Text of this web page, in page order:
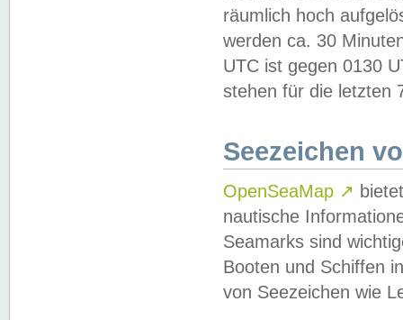
räumlich hoch
werden ca. 30
UTC ist gegen 0130
stehen für die letzten
Seezeichen
OpenSeaMap ↗
nautische
Seamarks sind
Booten und Schiffen
von Seezeichen wie